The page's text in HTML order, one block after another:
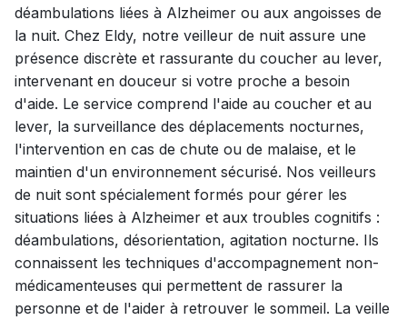
déambulations liées à Alzheimer ou aux angoisses de
la nuit. Chez Eldy, notre veilleur de nuit assure une
présence discrète et rassurante du coucher au lever,
intervenant en douceur si votre proche a besoin
d'aide. Le service comprend l'aide au coucher et au
lever, la surveillance des déplacements nocturnes,
l'intervention en cas de chute ou de malaise, et le
maintien d'un environnement sécurisé. Nos veilleurs
de nuit sont spécialement formés pour gérer les
situations liées à Alzheimer et aux troubles cognitifs :
déambulations, désorientation, agitation nocturne. Ils
connaissent les techniques d'accompagnement non-
médicamenteuses qui permettent de rassurer la
personne et de l'aider à retrouver le sommeil. La veille